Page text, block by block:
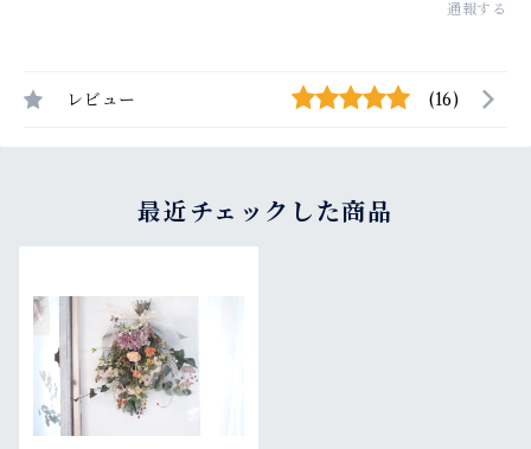
通報する
レビュー (16)
最近チェックした商品